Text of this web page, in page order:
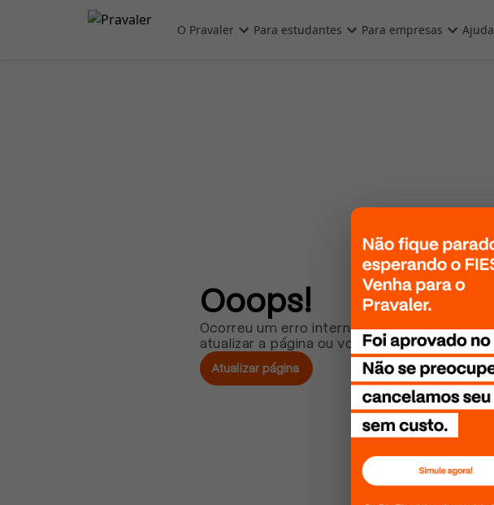
Pular para o conteúdo principal
O Pravaler Para estudantes Para empresas Ajuda
Ooops!
Ocorreu um erro interno. Por favor, tente
atualizar a página ou volte mais tarde!
Atualizar página